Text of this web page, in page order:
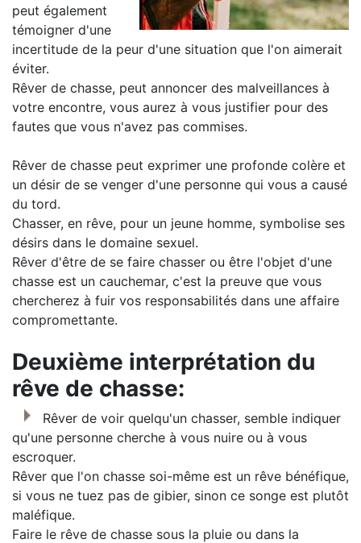
peut également
témoigner d'une
incertitude de la peur d'une situation que l'on aimerait
éviter.
Rêver de chasse, peut annoncer des malveillances à
votre encontre, vous aurez à vous justifier pour des
fautes que vous n'avez pas commises.
Rêver de chasse peut exprimer une profonde colère et
un désir de se venger d'une personne qui vous a causé
du tord.
Chasser, en rêve, pour un jeune homme, symbolise ses
désirs dans le domaine sexuel.
Rêver d'être de se faire chasser ou être l'objet d'une
chasse est un cauchemar, c'est la preuve que vous
chercherez à fuir vos responsabilités dans une affaire
compromettante.
Deuxième interprétation du
rêve de chasse:
Rêver de voir quelqu'un chasser, semble indiquer
qu'une personne cherche à vous nuire ou à vous
escroquer.
Rêver que l'on chasse soi-même est un rêve bénéfique,
si vous ne tuez pas de gibier, sinon ce songe est plutôt
maléfique.
Faire le rêve de chasse sous la pluie ou dans la